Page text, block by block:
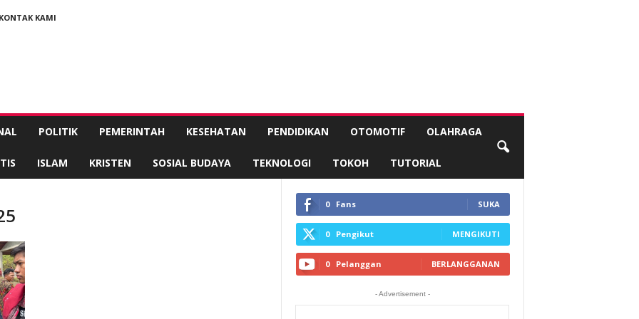
KONTAK KAMI
POLITIK PEMERINTAH KESEHATAN PENDIDIKAN OTOMOTIF OLAHRAGA
ISLAM KRISTEN SOSIAL BUDAYA TEKNOLOGI TOKOH TUTORIAL
0 Fans SUKA
0 Pengikut MENGIKUTI
0 Pelanggan BERLANGGANAN
- Advertisement -